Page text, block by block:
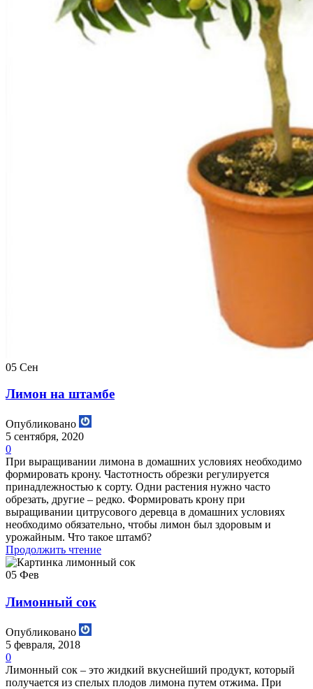
05 Сен
Лимон на штамбе
Опубликовано
5 сентября, 2020
0
При выращивании лимона в домашних условиях необходимо
формировать крону. Частотность обрезки регулируется
принадлежностью к сорту. Одни растения нужно часто
обрезать, другие – редко. Формировать крону при
выращивании цитрусового деревца в домашних условиях
необходимо обязательно, чтобы лимон был здоровым и
урожайным. Что такое штамб?
Продолжить чтение
05 Фев
Лимонный сок
Опубликовано
5 февраля, 2018
0
Лимонный сок – это жидкий вкуснейший продукт, который
получается из спелых плодов лимона путем отжима. При